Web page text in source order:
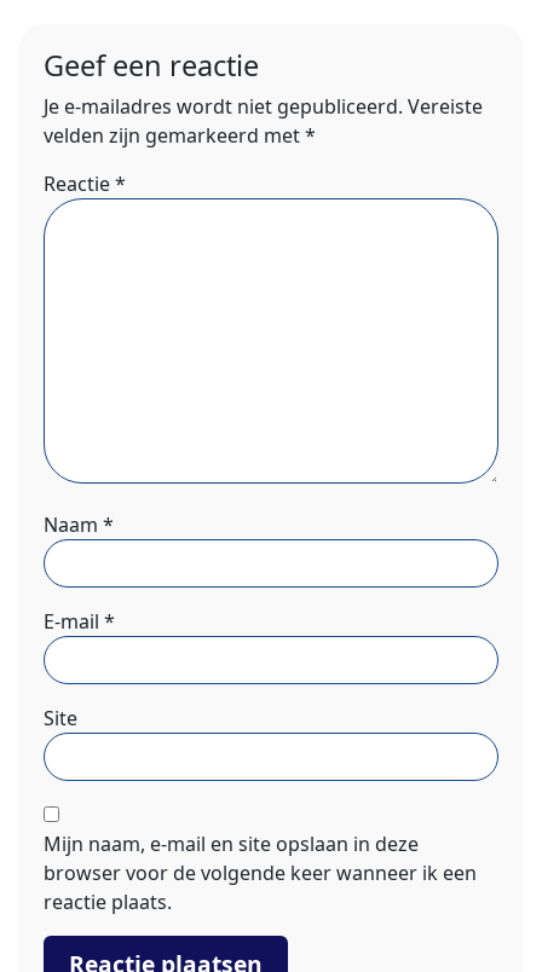
Geef een reactie
Je e-mailadres wordt niet gepubliceerd. Vereiste
velden zijn gemarkeerd met*
Reactie*
Naam *
E-mail *
Site
Mijn naam, e-mail en site opslaan in deze
browser voor de volgende keer wanneer ik een
reactie plaats.